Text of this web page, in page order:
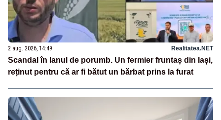
2 aug. 2026, 14:49 Realitatea.NET
Scandal în lanul de porumb. Un fermier fruntaș din Iași,
reținut pentru că ar fi bătut un bărbat prins la furat